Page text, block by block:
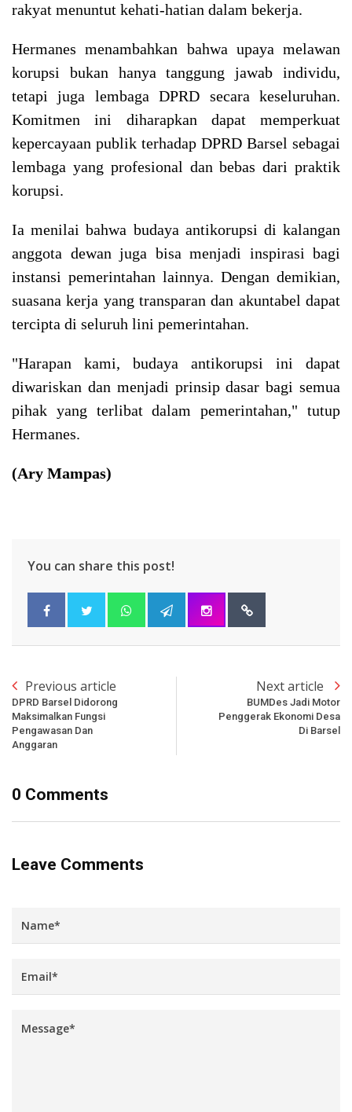
rakyat menuntut kehati-hatian dalam bekerja.
Hermanes menambahkan bahwa upaya melawan
korupsi bukan hanya tanggung jawab individu,
tetapi juga lembaga DPRD secara keseluruhan.
Komitmen ini diharapkan dapat memperkuat
kepercayaan publik terhadap DPRD Barsel sebagai
lembaga yang profesional dan bebas dari praktik
korupsi.
Ia menilai bahwa budaya antikorupsi di kalangan
anggota dewan juga bisa menjadi inspirasi bagi
instansi pemerintahan lainnya. Dengan demikian,
suasana kerja yang transparan dan akuntabel dapat
tercipta di seluruh lini pemerintahan.
"Harapan kami, budaya antikorupsi ini dapat
diwariskan dan menjadi prinsip dasar bagi semua
pihak yang terlibat dalam pemerintahan," tutup
Hermanes.
(Ary Mampas)
You can share this post!
Previous article
DPRD Barsel Didorong
Maksimalkan Fungsi
Pengawasan Dan
Anggaran
Next article
BUMDes Jadi Motor
Penggerak Ekonomi Desa
Di Barsel
0 Comments
Leave Comments